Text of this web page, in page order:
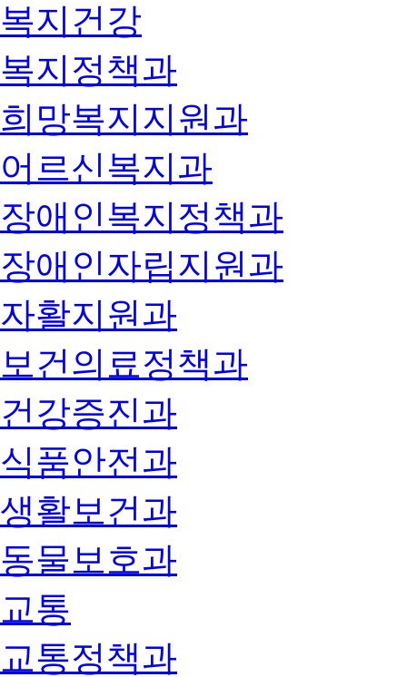
복지건강
복지정책과
희망복지지원과
어르신복지과
장애인복지정책과
장애인자립지원과
자활지원과
보건의료정책과
건강증진과
식품안전과
생활보건과
동물보호과
교통
교통정책과